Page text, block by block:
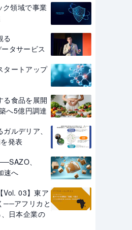
ク領域で事業
る
タサービス
タートアップ
る食品を展開
へ5億円調達
ルデリア、
発表
、
速へ
Vol. 03】東ア
──アフリカと
日本企業の